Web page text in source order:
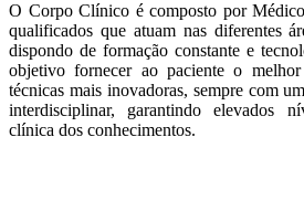
O Corpo Clínico é composto por
qualificados que atuam nas diferentes
dispondo de formação constante e
objetivo fornecer ao paciente o
técnicas mais inovadoras, sempre com
interdisciplinar, garantindo elevados
clínica dos conhecimentos.